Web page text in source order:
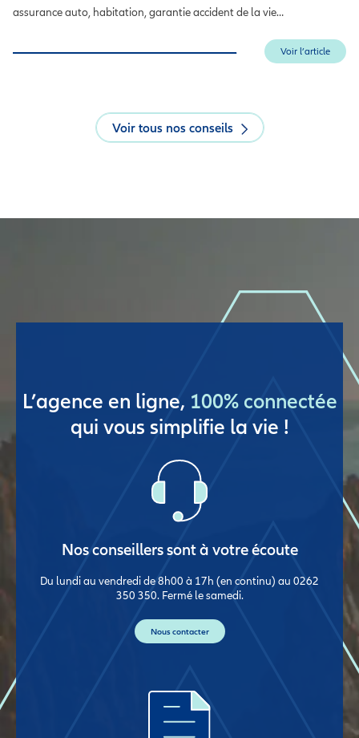
assurance auto, habitation, garantie accident de la vie…
Voir l’article
Voir tous nos conseils
L’agence en ligne, 100% connectée
qui vous simplifie la vie !
Nos conseillers sont à votre écoute
Du lundi au vendredi de 8h00 à 17h (en continu) au 0262
350 350. Fermé le samedi.
Nous contacter